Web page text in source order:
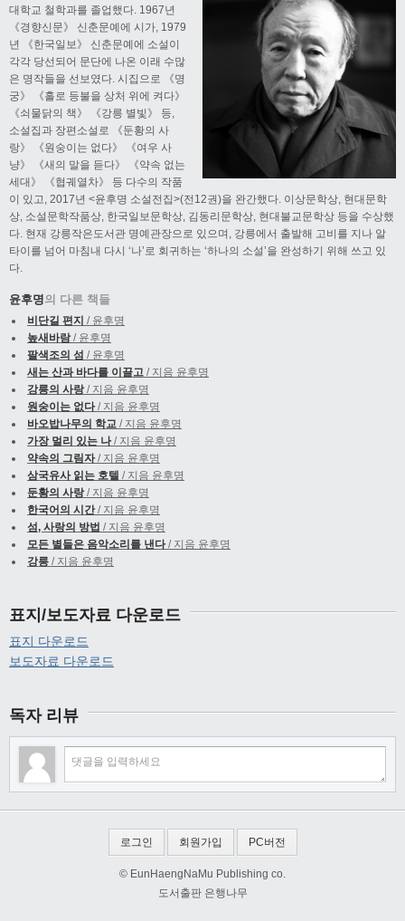
대학교 철학과를 졸업했다. 1967년
《경향신문》 신춘문예에 시가, 1979
년 《한국일보》 신춘문예에 소설이
각각 당선되어 문단에 나온 이래 수많
은 명작들을 선보였다. 시집으로 《명
궁》 《홀로 등불을 상처 위에 켜다》
《쇠물닭의 책》 《강릉 별빛》 등,
소설집과 장편소설로 《둔황의 사
랑》 《원숭이는 없다》 《여우 사
냥》 《새의 말을 듣다》 《약속 없는
세대》 《협궤열차》 등 다수의 작품
이 있고, 2017년 <윤후명 소설전집>(전12권)을 완간했다. 이상문학상, 현대문학
상, 소설문학작품상, 한국일보문학상, 김동리문학상, 현대불교문학상 등을 수상했
다. 현재 강릉작은도서관 명예관장으로 있으며, 강릉에서 출발해 고비를 지나 알
타이를 넘어 마침내 다시 ‘나’로 회귀하는 ‘하나의 소설’을 완성하기 위해 쓰고 있
다.
윤후명의 다른 책들
비단길 편지 / 윤후명
높새바람/ 윤후명
팔색조의 섬 / 윤후명
새는 산과 바다를 이끌고 / 지음 윤후명
강릉의 사랑/ 지음 윤후명
원숭이는 없다/ 지음 윤후명
바오밥나무의 학교 / 지음 윤후명
가장 멀리 있는 나/ 지음 윤후명
약속의 그림자/ 지음 윤후명
삼국유사 읽는 호텔 / 지음 윤후명
둔황의 사랑/ 지음 윤후명
한국어의 시간/ 지음 윤후명
섬, 사랑의 방법 / 지음 윤후명
모든 별들은 음악소리를 낸다/ 지음 윤후명
강릉 / 지음 윤후명
표지/보도자료 다운로드
표지 다운로드
보도자료 다운로드
독자 리뷰
로그인 회원가입 PC버전
© EunHaengNaMu Publishing co.
도서출판 은행나무